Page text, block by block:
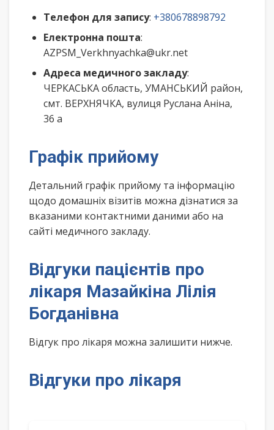
Телефон для запису: +380678898792
Електронна пошта:
AZPSM_Verkhnyachka@ukr.net
Адреса медичного закладу:
ЧЕРКАСЬКА область, УМАНСЬКИЙ район,
смт. ВЕРХНЯЧКА, вулиця Руслана Аніна,
36 а
Графік прийому
Детальний графік прийому та інформацію
щодо домашніх візитів можна дізнатися за
вказаними контактними даними або на
сайті медичного закладу.
Відгуки пацієнтів про
лікаря Мазайкіна Лілія
Богданівна
Відгук про лікаря можна залишити нижче.
Відгуки про лікаря